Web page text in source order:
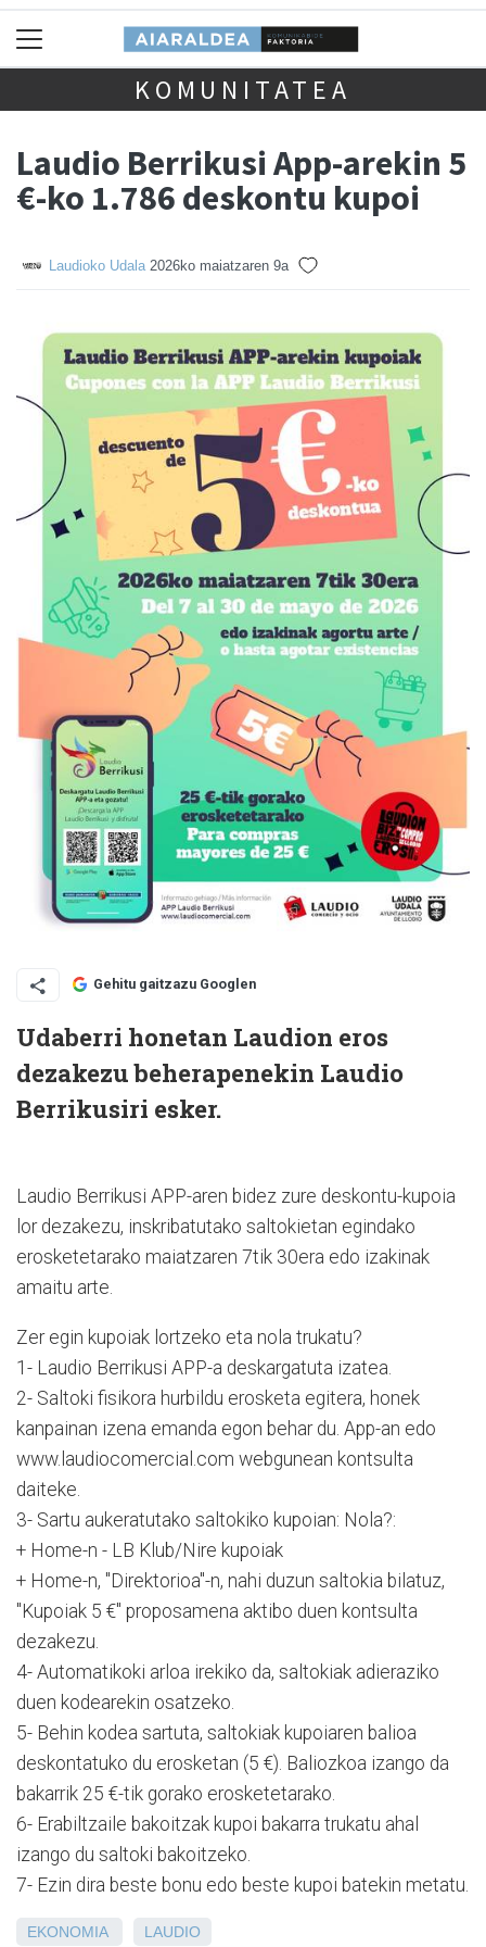
KOMUNITATEA
Laudio Berrikusi App-arekin 5
€-ko 1.786 deskontu kupoi
Laudioko Udala 2026ko maiatzaren 9a
Gehitu gaitzazu Googlen
Udaberri honetan Laudion eros
dezakezu beherapenekin Laudio
Berrikusiri esker.
Laudio Berrikusi APP-aren bidez zure deskontu-kupoia
lor dezakezu, inskribatutako saltokietan egindako
erosketetarako maiatzaren 7tik 30era edo izakinak
amaitu arte.
Zer egin kupoiak lortzeko eta nola trukatu?
1- Laudio Berrikusi APP-a deskargatuta izatea.
2- Saltoki fisikora hurbildu erosketa egitera, honek
kanpainan izena emanda egon behar du. App-an edo
www.laudiocomercial.com webgunean kontsulta
daiteke.
3- Sartu aukeratutako saltokiko kupoian: Nola?:
+ Home-n - LB Klub/Nire kupoiak
+ Home-n, "Direktorioa"-n, nahi duzun saltokia bilatuz,
"Kupoiak 5 €" proposamena aktibo duen kontsulta
dezakezu.
4- Automatikoki arloa irekiko da, saltokiak adieraziko
duen kodearekin osatzeko.
5- Behin kodea sartuta, saltokiak kupoiaren balioa
deskontatuko du erosketan (5 €). Baliozkoa izango da
bakarrik 25 €-tik gorako erosketetarako.
6- Erabiltzaile bakoitzak kupoi bakarra trukatu ahal
izango du saltoki bakoitzeko.
7- Ezin dira beste bonu edo beste kupoi batekin metatu.
EKONOMIA LAUDIO